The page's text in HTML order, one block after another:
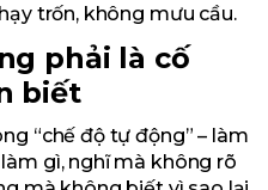
trốn, không mưu cầu.
phải là cố
biết
“chế độ tự động” – làm
gì, nghĩ mà không rõ